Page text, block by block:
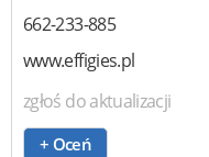
662-233-885
www.effigies.pl
zgłoś do aktualizacji
+ Oceń